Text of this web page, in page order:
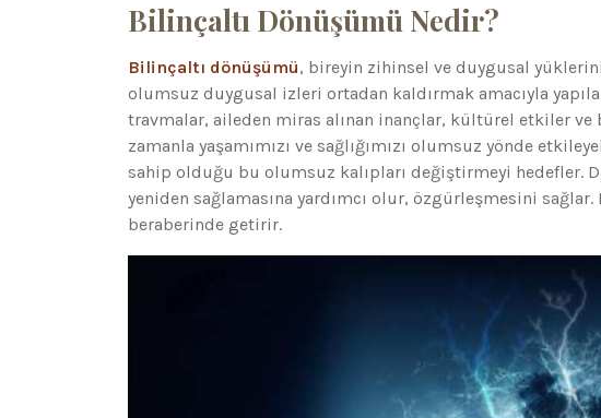
Bilinçaltı Dönüşümü Nedir?
Bilinçaltı dönüşümü, bireyin zihinsel ve duygusal
olumsuz duygusal izleri ortadan kaldırmak amacıyla
travmalar, aileden miras alınan inançlar, kültürel etkiler ve
zamanla yaşamımızı ve sağlığımızı olumsuz yönde
sahip olduğu bu olumsuz kalıpları değiştirmeyi hedefler.
yeniden sağlamasına yardımcı olur, özgürleşmesini
beraberinde getirir.